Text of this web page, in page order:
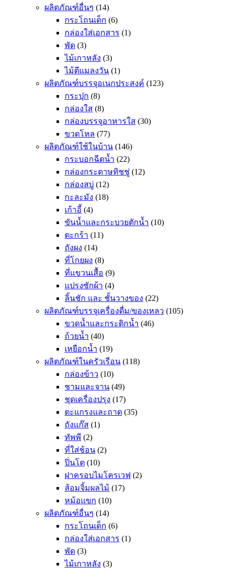
ผลิตภัณฑ์อื่นๆ (14)
กระโถนเด็ก (6)
กล่องใส่เอกสาร (1)
พัด (3)
ไม้เกาหลัง (3)
ไม้ตีแมลงวัน (1)
ผลิตภัณฑ์บรรจุอเนกประสงค์ (123)
กระปุก (8)
กล่องใส (8)
กล่องบรรจุอาหารใส (30)
ขวดโหล (77)
ผลิตภัณฑ์ใช้ในบ้าน (146)
กระบอกฉีดน้ำ (22)
กล่องกระดาษทิชชู่ (12)
กล่องสบู่ (12)
กะละมัง (18)
เก้าอี้ (4)
ขันน้ำและกระบวยตักน้ำ (10)
ตะกร้า (11)
ถังผง (14)
ที่โกยผง (8)
ที่แขวนเสื้อ (9)
แปรงซักผ้า (4)
ลิ้นชัก และ ชั้นวางของ (22)
ผลิตภัณฑ์บรรจุเครื่องดื่ม/ของเหลว (105)
ขวดน้ำและกระติกน้ำ (46)
ถ้วยน้ำ (40)
เหยือกน้ำ (19)
ผลิตภัณฑ์ในครัวเรือน (118)
กล่องข้าว (10)
ชามและจาน (49)
ชุดเครื่องปรุง (17)
ตะแกรงและถาด (35)
ถังแก๊ส (1)
ทัพพี (2)
ที่ใส่ช้อน (2)
ปิ่นโต (10)
ฝาครอบไมโครเวฟ (2)
ส้อมจิ้มผลไม้ (17)
หม้อแขก (10)
ผลิตภัณฑ์อื่นๆ (14)
กระโถนเด็ก (6)
กล่องใส่เอกสาร (1)
พัด (3)
ไม้เกาหลัง (3)